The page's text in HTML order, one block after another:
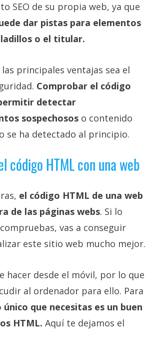
SEO de su propia web, ya que
dar pistas para elementos
ladillos o el titular.
principales ventajas sea el
Comprobar el código
detectar
sospechosos o contenido
se ha detectado al principio.
código HTML con una web
el código HTML de una web
de las páginas webs. Si lo
vas a conseguir
este sitio web mucho mejor.
hacer desde el móvil, por lo que
al ordenador para ello. Para
único que necesitas es un buen
HTML. Aquí te dejamos el